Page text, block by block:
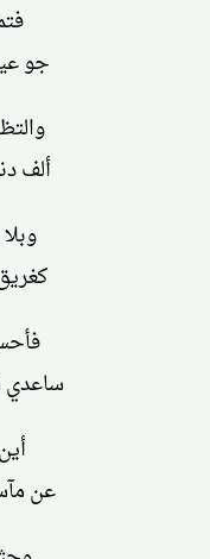
جو
ألف
عن